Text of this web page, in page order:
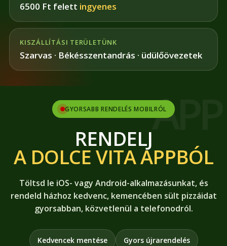
6500 Ft felett ingyenes
KISZÁLLÍTÁSI TERÜLETÜNK
Szarvas · Békésszentandrás · üdülőövezetek
GYORSABB RENDELÉS MOBILRÓL
RENDELJ
A DOLCE VITA APPBÓL
Töltsd le iOS- vagy Android-alkalmazásunkat, és
rendeld házhoz kedvenc, kemencében sült pizzáidat
gyorsabban, közvetlenül a telefonodról.
Kedvencek mentése Gyors újrarendelés